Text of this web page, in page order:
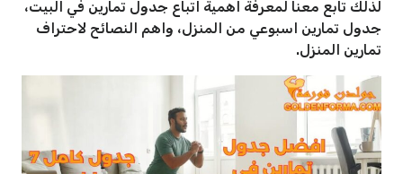
لذلك تابع معنا لمعرفة اهمية اتباع جدول تمارين في البيت،
جدول تمارين اسبوعي من المنزل، واهم النصائح لاحتراف
تمارين المنزل.